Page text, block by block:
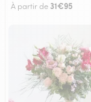
À partir de 31€95